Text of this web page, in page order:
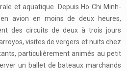
et aquatique. Depuis Ho Chi Minh-
avion en moins de deux heures,
des circuits de deux à trois jours
visites de vergers et nuits chez
particulièrement animés au petit
un ballet de bateaux marchands